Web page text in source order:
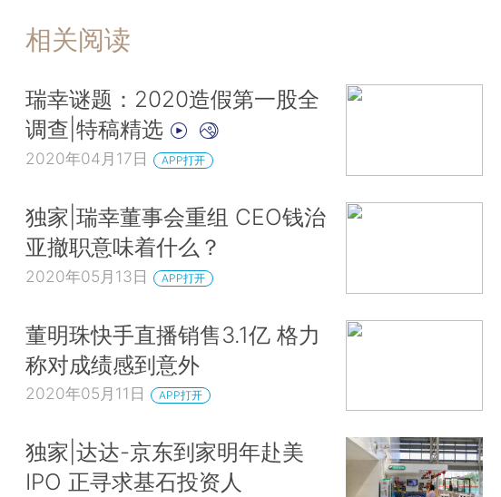
相关阅读
瑞幸谜题：2020造假第一股全
调查|特稿精选
2020年04月17日 APP打开
独家|瑞幸董事会重组 CEO钱治
亚撤职意味着什么？
2020年05月13日 APP打开
董明珠快手直播销售3.1亿 格力
称对成绩感到意外
2020年05月11日 APP打开
独家|达达-京东到家明年赴美
IPO 正寻求基石投资人